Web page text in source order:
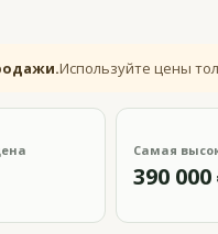
Используйте цены
Самая
390 000